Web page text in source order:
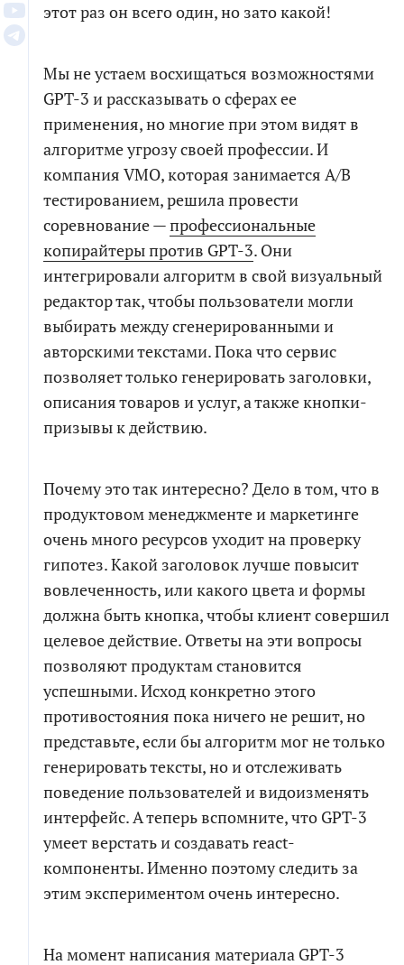
этот раз он всего один, но зато какой!
Мы не устаем восхищаться возможностями
GPT-3 и рассказывать о сферах ее
применения, но многие при этом видят в
алгоритме угрозу своей профессии. И
компания VMO, которая занимается A/B
тестированием, решила провести
соревнование —профессиональные
копирайтеры против GPT-3. Они
интегрировали алгоритм в свой визуальный
редактор так, чтобы пользователи могли
выбирать между сгенерированными и
авторскими текстами. Пока что сервис
позволяет только генерировать заголовки,
описания товаров и услуг, а также кнопки-
призывы к действию.
Почему это так интересно? Дело в том, что в
продуктовом менеджменте и маркетинге
очень много ресурсов уходит на проверку
гипотез. Какой заголовок лучше повысит
вовлеченность, или какого цвета и формы
должна быть кнопка, чтобы клиент совершил
целевое действие. Ответы на эти вопросы
позволяют продуктам становится
успешными. Исход конкретно этого
противостояния пока ничего не решит, но
представьте, если бы алгоритм мог не только
генерировать тексты, но и отслеживать
поведение пользователей и видоизменять
интерфейс. А теперь вспомните, что GPT-3
умеет верстать и создавать react-
компоненты. Именно поэтому следить за
этим экспериментом очень интересно.
На момент написания материала GPT-3